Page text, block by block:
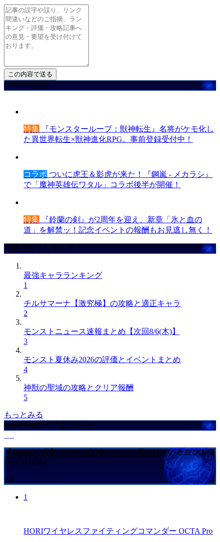
ゲームを探す
特集 『モンスターループ：獣神転生』名将がケモ化し
た異世界転生×獣神進化RPG。事前登録受付中！
コラボ ついに虎王＆影虎が来た！『鋼嵐 - メカラシ』
で「魔神英雄伝ワタル」コラボ後半が開催！
特集 『鈴蘭の剣』が2周年を迎え、新章「氷と血の
道」を解禁ッ！記念イベントの報酬もお見逃し無く！
攻略記事ランキング
最強キャラランキング
1
チルサマーナ【激究極】の攻略と適正キャラ
2
モンストニュース速報まとめ【次回8/6(木)】
3
モンスト夏休み2026の評価とイベントまとめ
4
神獣の聖域の攻略とクリア報酬
5
もっとみる
GameWithからのお知らせ
【Amazon7月】おすすめ記事からよく買われているコントロ
ーラーTOP4
PR
1
HORIワイヤレスファイティングコマンダー OCTA Pro